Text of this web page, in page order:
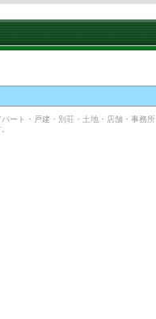
ート・戸建・別荘・土地・店舗・事務